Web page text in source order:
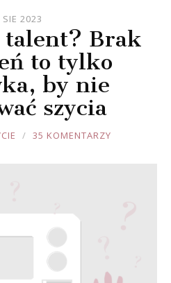
2023
talent? Brak
to tylko
by nie
szycia
35 KOMENTARZY